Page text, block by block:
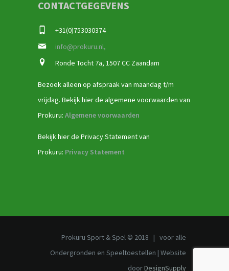
CONTACTGEGEVENS
+31(0)753030374
info@prokuru.nl,
Ronde Tocht 7a, 1507 CC Zaandam
Bezoek alleen op afspraak van maandag t/m
vrijdag. Bekijk hier de algemene voorwaarden van
Prokuru: Algemene voorwaarden
Bekijk hier de Privacy Statement van
Prokuru: Privacy Statement
Prokuru Sport & Spel © 2018 | voor alle
Ondergronden en Speeltoestellen | Website
doorDesignSupply